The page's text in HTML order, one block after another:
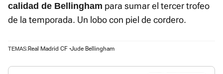
calidad de Bellingham para sumar el tercer trofeo
de la temporada. Un lobo con piel de cordero.
TEMAS: Real Madrid CF Jude Bellingham